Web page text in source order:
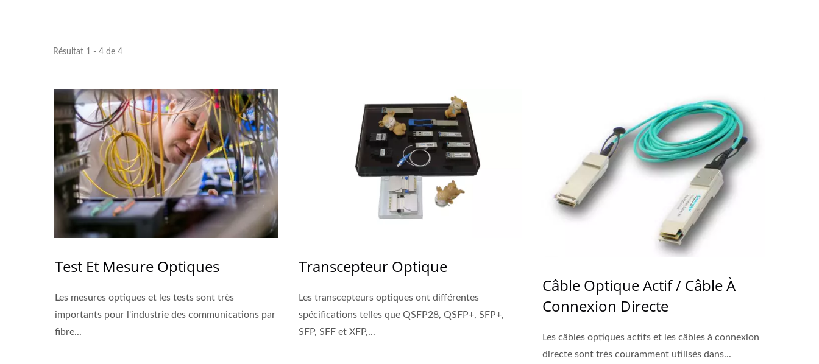
Résultat 1 - 4 de 4
Test Et Mesure Optiques
Les mesures optiques et les tests sont très
importants pour l'industrie des communications par
fibre...
Transcepteur Optique
Les transcepteurs optiques ont différentes
spécifications telles que QSFP28, QSFP+, SFP+,
SFP, SFF et XFP,...
Câble Optique Actif / Câble À
Connexion Directe
Les câbles optiques actifs et les câbles à connexion
directe sont très couramment utilisés dans...